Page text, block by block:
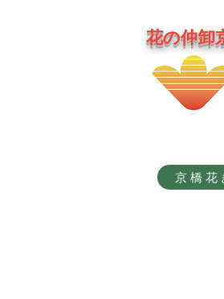
花の仲卸
京橋花